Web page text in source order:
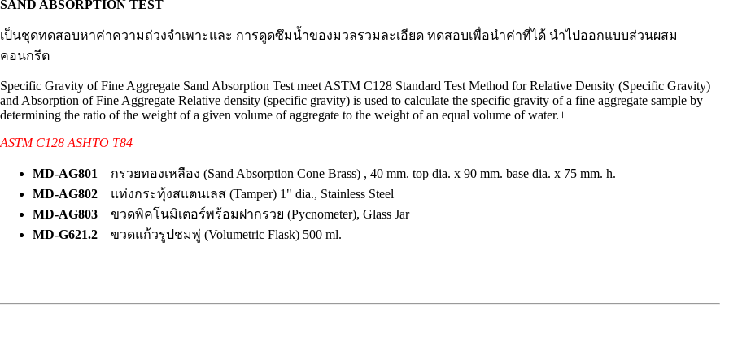
SAND ABSORPTION TEST
เป็นชุดทดสอบหาค่าความถ่วงจำเพาะและ การดูดซึมน้ำของมวลรวมละเอียด ทดสอบเพื่อนำค่าที่ได้ นำไปออกแบบส่วนผสม
คอนกรีต
Specific Gravity of Fine Aggregate Sand Absorption Test meet ASTM C128 Standard Test Method for Relative Density (Specific Gravity)
and Absorption of Fine Aggregate Relative density (specific gravity) is used to calculate the specific gravity of a fine aggregate sample by
determining the ratio of the weight of a given volume of aggregate to the weight of an equal volume of water.+
ASTM C128 ASHTO T84
MD-AG801
กรวยทองเหลือง (Sand Absorption Cone Brass) , 40 mm. top dia. x 90 mm. base dia. x 75 mm. h.
MD-AG802
แท่งกระทุ้งสแตนเลส (Tamper) 1" dia., Stainless Steel
MD-AG803
ขวดพิคโนมิเตอร์พร้อมฝากรวย (Pycnometer), Glass Jar
MD-G621.2
ขวดแก้วรูปชมพู่ (Volumetric Flask) 500 ml.